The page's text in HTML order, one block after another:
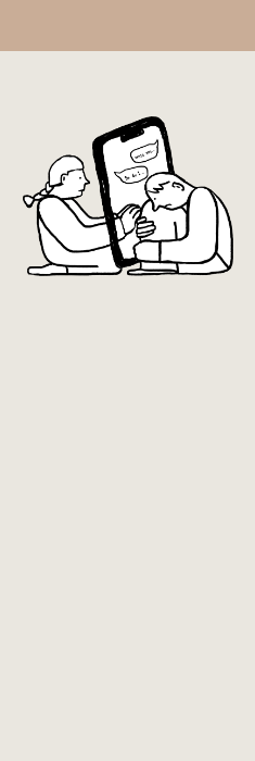
vida. Ela me
encontrou num
estado misto de
depressão e
agitação com
pensamentos